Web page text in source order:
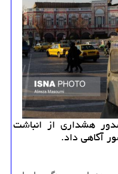
هشداری از انباشت
آگاهی داد.